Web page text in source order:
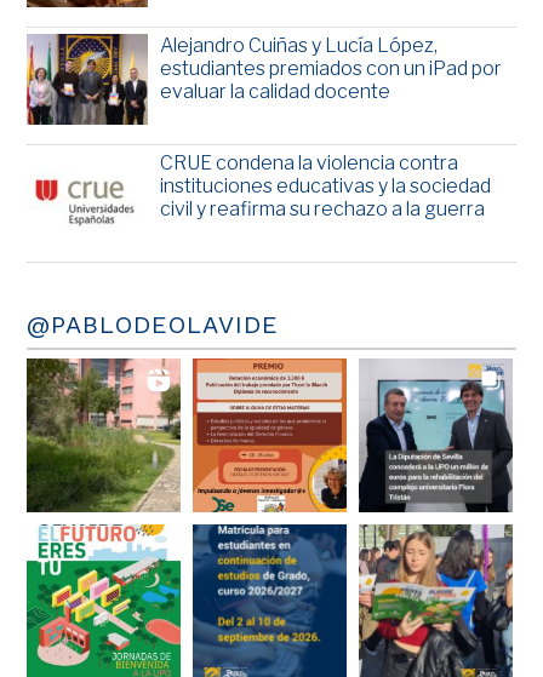
Alejandro Cuiñas y Lucía López,
estudiantes premiados con un iPad por
evaluar la calidad docente
CRUE condena la violencia contra
instituciones educativas y la sociedad
civil y reafirma su rechazo a la guerra
@PABLODEOLAVIDE